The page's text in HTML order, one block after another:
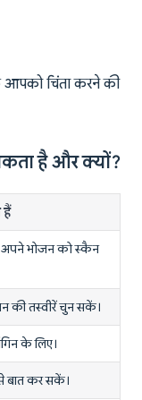
आपको चिंता करने की
है और क्यों?
हैं
अपने भोजन को स्कैन
की तस्वीरें चुन सकें।
के लिए।
बात कर सकें।